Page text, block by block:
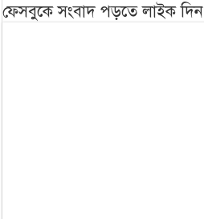
ফেসবুকে সংবাদ পড়তে লাইক দিন